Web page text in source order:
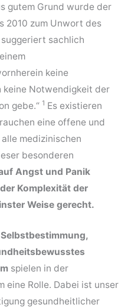
gutem Grund wurde der
2010 zum Unwort des
sachlich
keine
Notwendigkeit der
gebe.“ 1 Es existieren
eine offene und
medizinischen
besonderen
Angst und Panik
Komplexität der
Weise gerecht.
Selbstbestimmung,
spielen in der
eine Rolle. Dabei ist unser
gesundheitlicher